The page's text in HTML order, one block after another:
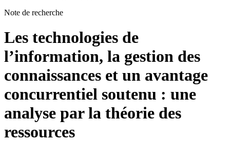
Note de recherche
Les technologies de
l’information, la gestion des
connaissances et un avantage
concurrentiel soutenu : une
analyse par la théorie des
ressources